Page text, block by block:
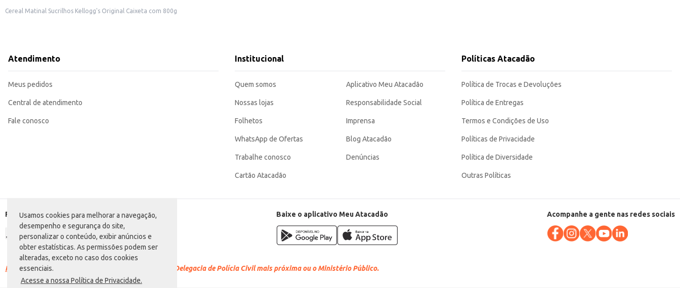
Usamos cookies para melhorar a navegação,
desempenho e segurança do site,
personalizar o conteúdo, exibir anúncios e
obter estatísticas. As permissões podem ser
alteradas, exceto no caso dos cookies
essenciais.
Acesse a nossa Política de Privacidade.
Cereal Matinal Sucrilhos Kellogg's Original Caixeta com 800g
Atendimento
Meus pedidos
Central de atendimento
Fale conosco
Institucional
Quem somos
Nossas lojas
Folhetos
WhatsApp de Ofertas
Trabalhe conosco
Cartão Atacadão
Aplicativo Meu Atacadão
Responsabilidade Social
Imprensa
Blog Atacadão
Denúncias
Políticas Atacadão
Política de Trocas e Devoluções
Política de Entregas
Termos e Condições de Uso
Políticas de Privacidade
Política de Diversidade
Outras Políticas
Formas de pagamento Baixe o aplicativo Meu Atacadão Acompanhe a gente nas redes sociais
Racismo é crime. Denuncie. Disque 100 ou procure a Delegacia de Polícia Civil mais próxima ou o Ministério Público.